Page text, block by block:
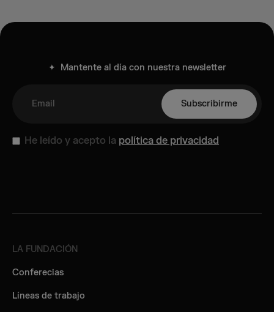
✦ Mantente al día con nuestra newsletter
He leído y acepto la política de privacidad
LA FUNDACIÓN
Conferecias
Líneas de trabajo